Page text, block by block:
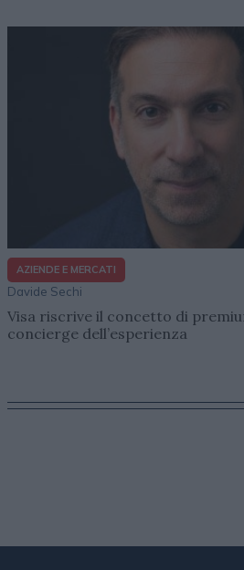
AZIENDE E MERCATI
Davide Sechi
Visa riscrive il concetto di
concierge dell’esperienza